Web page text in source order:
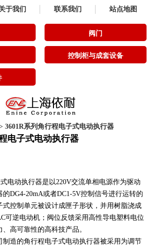
于我们 联系我们 站点地图
阀门
控制柜与成套设备
3601R系列角行程电子式电动执行器
电子式电动执行器
电动执行器是以220V交流单相电源作为驱动
DG4-20mA或者DC1-5V控制信号进行运转的
式控制单元被设计成匣子形状，并用树脂浇成
可逆电动机；阀位反馈采用高性导电塑料电位
高可靠性的高科技产品。
制造的角行程电子式电动执行器被采用为调节